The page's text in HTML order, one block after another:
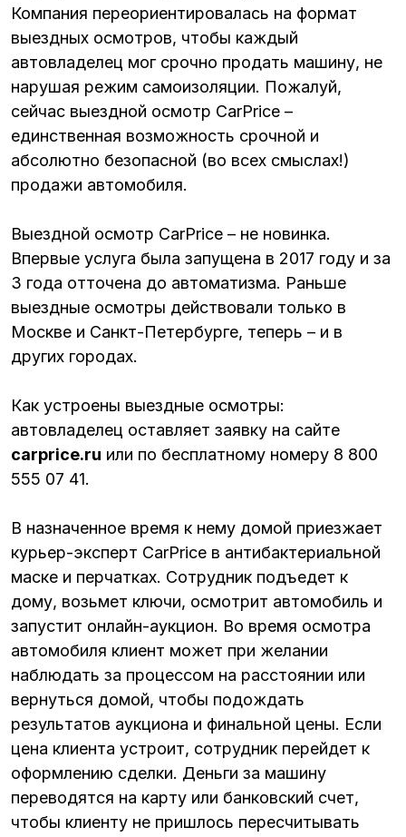
Компания переориентировалась на формат
выездных осмотров, чтобы каждый
автовладелец мог срочно продать машину, не
нарушая режим самоизоляции. Пожалуй,
сейчас выездной осмотр CarPrice –
единственная возможность срочной и
абсолютно безопасной (во всех смыслах!)
продажи автомобиля.
Выездной осмотр CarPrice – не новинка.
Впервые услуга была запущена в 2017 году и за
3 года отточена до автоматизма. Раньше
выездные осмотры действовали только в
Москве и Санкт-Петербурге, теперь – и в
других городах.
Как устроены выездные осмотры:
автовладелец оставляет заявку на сайте
carprice.ru или по бесплатному номеру 8 800
555 07 41.
В назначенное время к нему домой приезжает
курьер-эксперт CarPrice в антибактериальной
маске и перчатках. Сотрудник подъедет к
дому, возьмет ключи, осмотрит автомобиль и
запустит онлайн-аукцион. Во время осмотра
автомобиля клиент может при желании
наблюдать за процессом на расстоянии или
вернуться домой, чтобы подождать
результатов аукциона и финальной цены. Если
цена клиента устроит, сотрудник перейдет к
оформлению сделки. Деньги за машину
переводятся на карту или банковский счет,
чтобы клиенту не пришлось пересчитывать